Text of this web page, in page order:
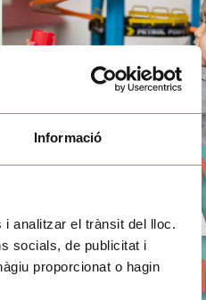
Informació
analitzar el trànsit del lloc.
socials, de publicitat i
proporcionat o hagin